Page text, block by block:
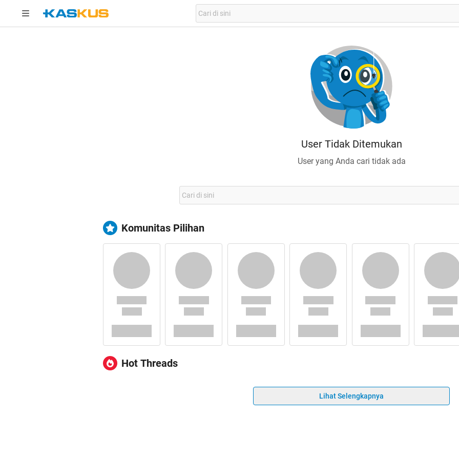
User Tidak Ditemukan
User yang Anda cari tidak ada
Komunitas Pilihan
Hot Threads
Lihat Selengkapnya